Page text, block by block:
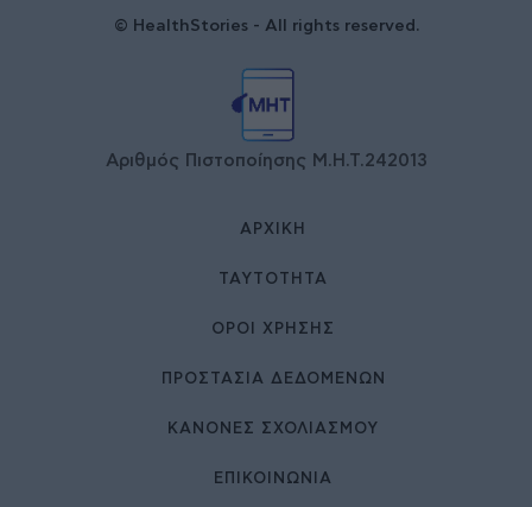
© HealthStories - All rights reserved.
Αριθμός Πιστοποίησης Μ.Η.Τ.242013
ΑΡΧΙΚΉ
ΤΑΥΤΌΤΗΤΑ
ΌΡΟΙ ΧΡΉΣΗΣ
ΠΡΟΣΤΑΣΙΑ ΔΕΔΟΜΕΝΩΝ
ΚΑΝΟΝΕΣ ΣΧΟΛΙΑΣΜΟΥ
ΕΠΙΚΟΙΝΩΝΊΑ